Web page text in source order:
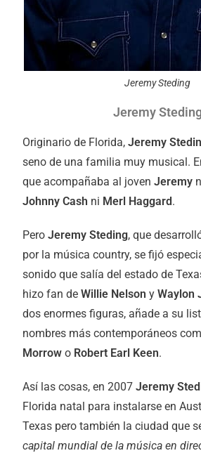
Jeremy Steding
Jeremy
Originario de Florida,Jeremy
seno de una familia muy musical.
que acompañaba al jovenJeremy
Johnny Cash ni Merl Haggard.
PeroJeremy Steding, que
por la música country, se fijó
sonido que salía del estado de
hizo fan deWillie Nelson yWaylon
dos enormes figuras, añade a su
nombres más contemporáneos
Morrow o Robert Earl Keen.
Así las cosas, en 2007Jeremy
Florida natal para instalarse en
Texas pero también la ciudad que
capital mundial de la música en